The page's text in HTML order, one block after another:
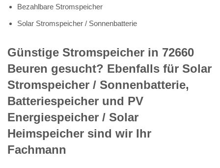
Bezahlbare Stromspeicher
Solar Stromspeicher / Sonnenbatterie
Günstige Stromspeicher in 72660
Beuren gesucht? Ebenfalls für Solar
Stromspeicher / Sonnenbatterie,
Batteriespeicher und PV
Energiespeicher / Solar
Heimspeicher sind wir Ihr
Fachmann